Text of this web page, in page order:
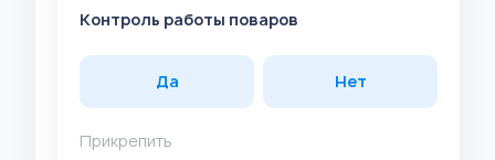
Контроль работы поваров
Да Нет
Прикрепить